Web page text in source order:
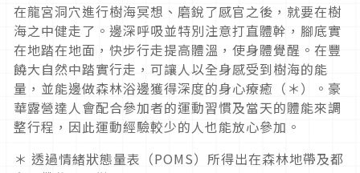
在龍宮洞穴進行樹海冥想、磨銳了感官之後，就要在樹
海之中健走了。邊深呼吸並特別注意打直體幹，腳底實
在地踏在地面，快步行走提高體溫，使身體覺醒。在豐
饒大自然中踏實行走，可讓人以全身感受到樹海的能
量，並能邊做森林浴邊獲得深度的身心療癒（＊）。豪
華露營達人會配合參加者的運動習慣及當天的體能來調
整行程，因此運動經驗較少的人也能放心參加。
＊ 透過情緒狀態量表（POMS）所得出在森林地帶及都